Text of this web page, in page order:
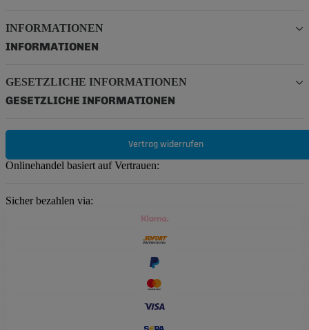
INFORMATIONEN
INFORMATIONEN
GESETZLICHE INFORMATIONEN
GESETZLICHE INFORMATIONEN
Vertrag widerrufen
Onlinehandel basiert auf Vertrauen:
Sicher bezahlen via: